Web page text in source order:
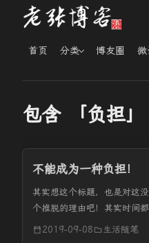
首页 分类 博友圈 微
包含 「负担
不能成为一种负担！
其实想这个标题，也是对这
个推脱的理由吧！其实时间
的十几位老师开始职评开始
2019-09-08 生活随笔